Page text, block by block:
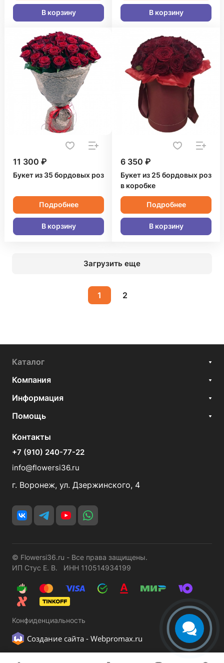
В корзину В корзину
11 300 ₽
Букет из 35 бордовых роз
Подробнее
В корзину
6 350 ₽
Букет из 25 бордовых роз
в коробке
Подробнее
В корзину
Загрузить еще
1 2
Каталог
Компания
Информация
Помощь
Контакты
+7 (910) 240-77-22
info@flowersi36.ru
г. Воронеж, ул. Дзержинского, 4
© Flowersi36.ru - Все права защищены.
ИП Стус Е. В. ИНН 110514934199
Конфиденциальность
Создание сайта - Webpromax.ru